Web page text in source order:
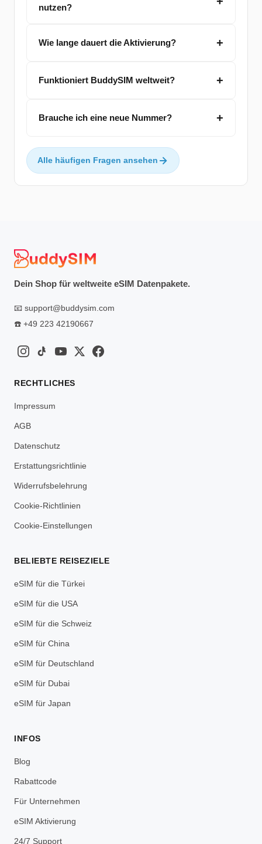
nutzen?
Wie lange dauert die Aktivierung?
Funktioniert BuddySIM weltweit?
Brauche ich eine neue Nummer?
Alle häufigen Fragen ansehen
Dein Shop für weltweite eSIM Datenpakete.
📧 support@buddysim.com
☎️ +49 223 42190667
RECHTLICHES
Impressum
AGB
Datenschutz
Erstattungsrichtlinie
Widerrufsbelehrung
Cookie-Richtlinien
Cookie-Einstellungen
BELIEBTE REISEZIELE
eSIM für die Türkei
eSIM für die USA
eSIM für die Schweiz
eSIM für China
eSIM für Deutschland
eSIM für Dubai
eSIM für Japan
INFOS
Blog
Rabattcode
Für Unternehmen
eSIM Aktivierung
24/7 Support